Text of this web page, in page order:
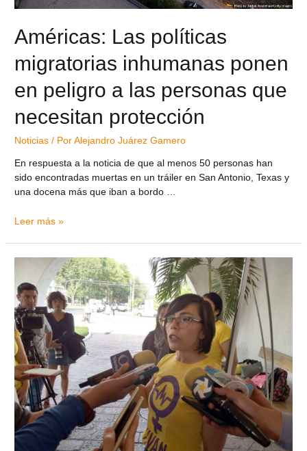
Américas: Las políticas
migratorias inhumanas ponen
en peligro a las personas que
necesitan protección
Noticias / PorAlejandro Juárez Gamero
En respuesta a la noticia de que al menos 50 personas han
sido encontradas muertas en un tráiler en San Antonio, Texas y
una docena más que iban a bordo …
Leer más »